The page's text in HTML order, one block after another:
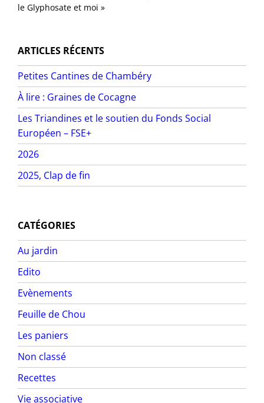
le Glyphosate et moi »
ARTICLES RÉCENTS
Petites Cantines de Chambéry
À lire : Graines de Cocagne
Les Triandines et le soutien du Fonds Social
Européen – FSE+
2026
2025, Clap de fin
CATÉGORIES
Au jardin
Edito
Evènements
Feuille de Chou
Les paniers
Non classé
Recettes
Vie associative